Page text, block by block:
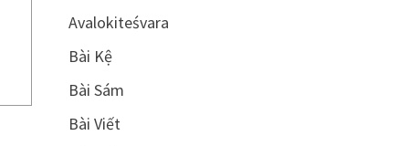
Avalokiteśvara
Bài Kệ
Bài Sám
Bài Viết